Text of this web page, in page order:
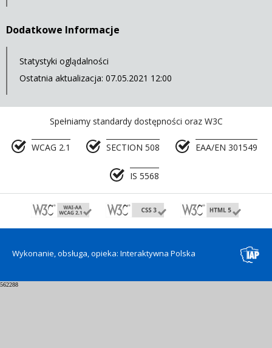
Dodatkowe Informacje
Statystyki oglądalności
Ostatnia aktualizacja: 07.05.2021 12:00
Spełniamy standardy dostępności oraz W3C
WCAG 2.1 SECTION 508 EAA/EN 301549
IS 5568
Wykonanie, obsługa, opieka: Interaktywna Polska
562288